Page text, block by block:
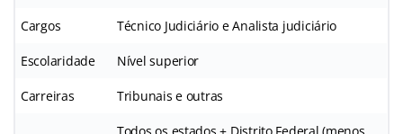
Cargos Técnico Judiciário e Analista judiciário
Escolaridade Nível superior
Carreiras Tribunais e outras
Todos os estados + Distrito Federal (menos